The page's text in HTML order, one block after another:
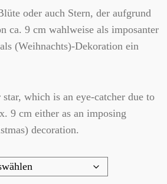
oder auch Stern, der aufgrund
ca. 9 cm wahlweise als imposanter
(Weihnachts)-Dekoration ein
which is an eye-catcher due to
9 cm either as an imposing
decoration.